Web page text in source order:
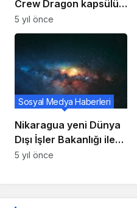
Crew Dragon kapsülü
yanlış alarmlar veriyor
5 yıl önce
Nikaragua yeni Dünya
Dışı İşler Bakanlığı ile
uzaya bakıyor
Sosyal Medya Haberleri
5 yıl önce